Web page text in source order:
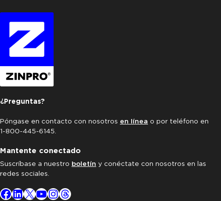
¿Preguntas?
Póngase en contacto con nosotros en línea o por teléfono en
1-800-445-6145.
Mantente conectado
Suscríbase a nuestro boletín y conéctate con nosotros en las
redes sociales.
Facebook
LinkedIn
X YouTube
Instagram
Threads